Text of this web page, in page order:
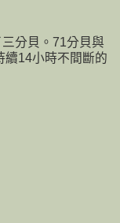
分貝。71分貝與
續14小時不間斷的